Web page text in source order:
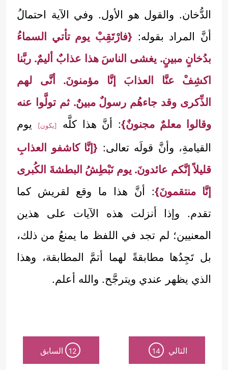
الدُّخان. والقول هو الأول. وفي الآية احتمالُ
أنَّ المراد بقوله: {فارْتَقِبْ يوم تأتي السماءُ
بدُخانٍ مبينٍ. يغشى الناسَ هذا عذابٌ أليمٌ. ربَّنا
اكشِفْ عنَّا العذابَ إنَّا مؤمنونَ. أنَّى لهم
الذِّكرى وقد جاءهُم رسولٌ مبينٌ. ثم تولَّوا عنه
وقالوا معلمٌ مجنونٌ}: أنَّ هذا كلَّه [يكون]
يوم
القيامةِ، وأنَّ قولَه تعالى: {إنَّا كاشفو العذابِ
قليلاً إنَّكم عائدونَ. يوم نَبْطِشُ البطشةَ الكُبرى
إنَّا منتقمونَ}: أنَّ هذا ما وقع لقريش كما
تقدم. وإذا أنزلت هذه الآيات على هذين
المعنيين؛ لم تجد في اللفظ ما يمنعُ من ذلك،
بل تَجِدُها مطابقةً لهما أتمَّ المطابقة، وهذا
الذي يظهر عندي ويترجَّح. والله أعلم.
التالي 14
12 السابق